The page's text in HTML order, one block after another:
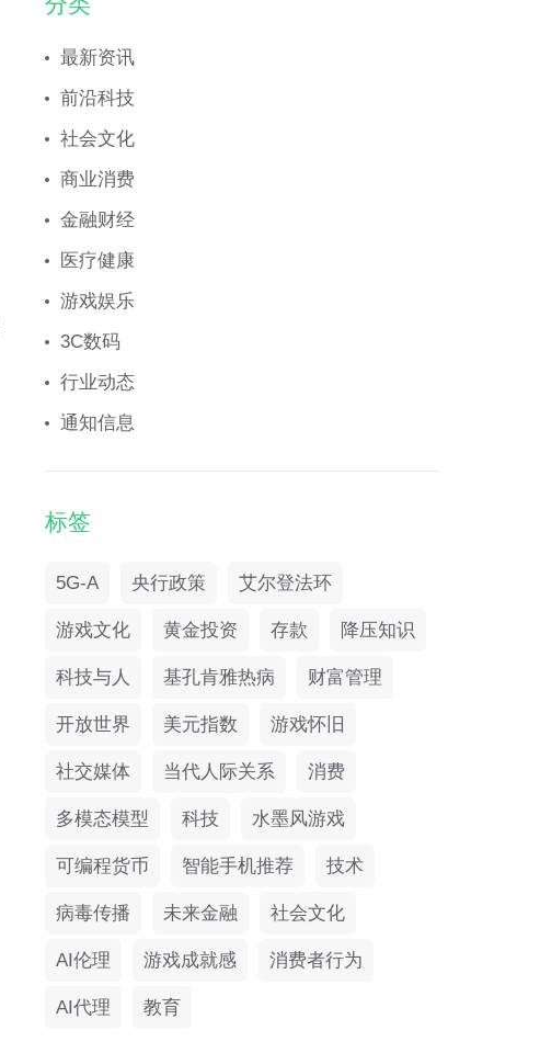
最新资讯
前沿科技
社会文化
商业消费
金融财经
医疗健康
游戏娱乐
3C数码
行业动态
通知信息
标签
5G-A 央行政策 艾尔登法环
游戏文化 黄金投资 存款 降压知识
科技与人 基孔肯雅热病 财富管理
开放世界 美元指数 游戏怀旧
社交媒体 当代人际关系 消费
多模态模型 科技 水墨风游戏
可编程货币 智能手机推荐 技术
病毒传播 未来金融 社会文化
AI伦理 游戏成就感 消费者行为
AI代理 教育